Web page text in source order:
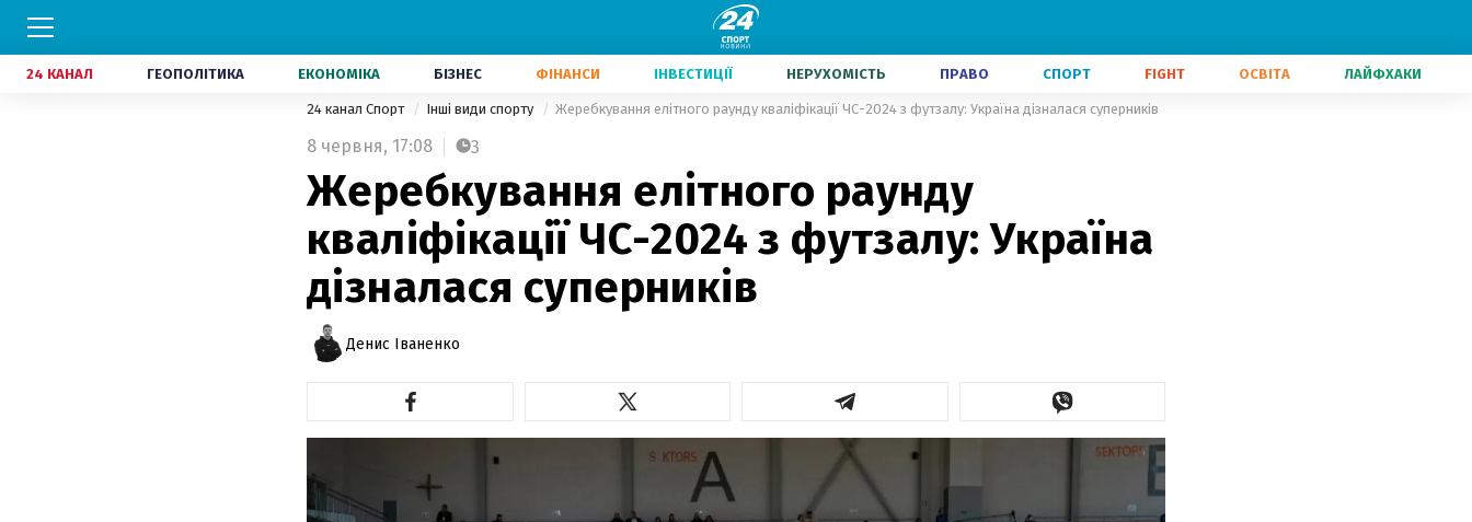
24 КАНАЛ ГЕОПОЛІТИКА ЕКОНОМІКА БІЗНЕС ФІНАНСИ ІНВЕСТИЦІЇ НЕРУХОМІСТЬ ПРАВО СПОРТ FIGHT ОСВІТА ЛАЙФХАКИ
24 канал Спорт Інші види спорту Жеребкування елітного раунду кваліфікації ЧС-2024 з футзалу: Україна дізналася суперників
8 червня, 17:08 3
Жеребкування елітного раунду
кваліфікації ЧС-2024 з футзалу: Україна
дізналася суперників
Денис Іваненко